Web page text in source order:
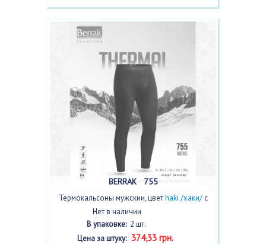
BERRAK 755
Термокальсоны мужскии, цветhaki /хаки/с
фото, 2 шт.
Нет в наличии
В упаковке:2 шт.
Цена за штуку:374,33 грн.